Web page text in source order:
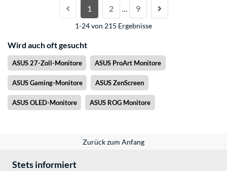
1 2 … 9
1-24 von 215 Ergebnisse
Wird auch oft gesucht
ASUS 27-Zoll-Monitore ASUS ProArt Monitore
ASUS Gaming-Monitore ASUS ZenScreen
ASUS OLED-Monitore ASUS ROG Monitore
Zurück zum Anfang
Stets informiert